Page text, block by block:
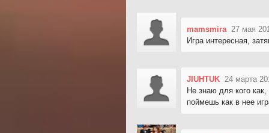
mamsmira 27 мая
Игра интересная,
JIUHTUK 24 марта
Не знаю для кого
поймешь как в нее